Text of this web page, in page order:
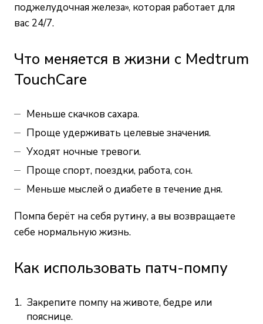
поджелудочная железа», которая работает для
вас 24/7.
Что меняется в жизни с Medtrum
TouchCare
Меньше скачков сахара.
Проще удерживать целевые значения.
Уходят ночные тревоги.
Проще спорт, поездки, работа, сон.
Меньше мыслей о диабете в течение дня.
Помпа берёт на себя рутину, а вы возвращаете
себе нормальную жизнь.
Как использовать патч-помпу
Закрепите помпу на животе, бедре или
пояснице.